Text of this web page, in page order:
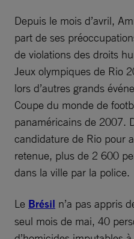
Depuis le mois d’avril,
part de ses
de violations des droits
Jeux olympiques de Rio
lors d’autres grands
Coupe du monde de
panaméricains de 2007.
candidature de Rio pour
retenue, plus de 2 600
dans la ville par la police.
Le Brésil n’a pas appris
seul mois de mai, 40